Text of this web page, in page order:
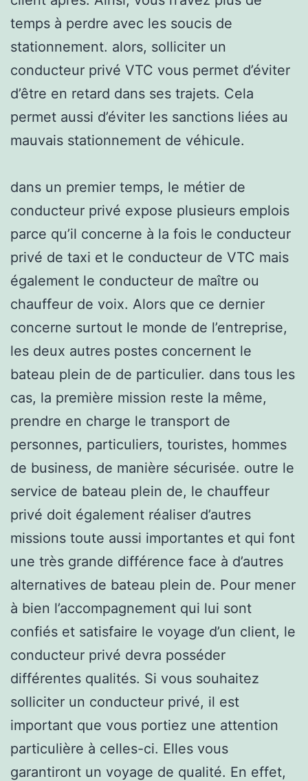
temps à perdre avec les soucis de
stationnement. alors, solliciter un
conducteur privé VTC vous permet d’éviter
d’être en retard dans ses trajets. Cela
permet aussi d’éviter les sanctions liées au
mauvais stationnement de véhicule.
dans un premier temps, le métier de
conducteur privé expose plusieurs emplois
parce qu’il concerne à la fois le conducteur
privé de taxi et le conducteur de VTC mais
également le conducteur de maître ou
chauffeur de voix. Alors que ce dernier
concerne surtout le monde de l’entreprise,
les deux autres postes concernent le
bateau plein de de particulier. dans tous les
cas, la première mission reste la même,
prendre en charge le transport de
personnes, particuliers, touristes, hommes
de business, de manière sécurisée. outre le
service de bateau plein de, le chauffeur
privé doit également réaliser d’autres
missions toute aussi importantes et qui font
une très grande différence face à d’autres
alternatives de bateau plein de. Pour mener
à bien l’accompagnement qui lui sont
confiés et satisfaire le voyage d’un client, le
conducteur privé devra posséder
différentes qualités. Si vous souhaitez
solliciter un conducteur privé, il est
important que vous portiez une attention
particulière à celles-ci. Elles vous
garantiront un voyage de qualité. En effet,